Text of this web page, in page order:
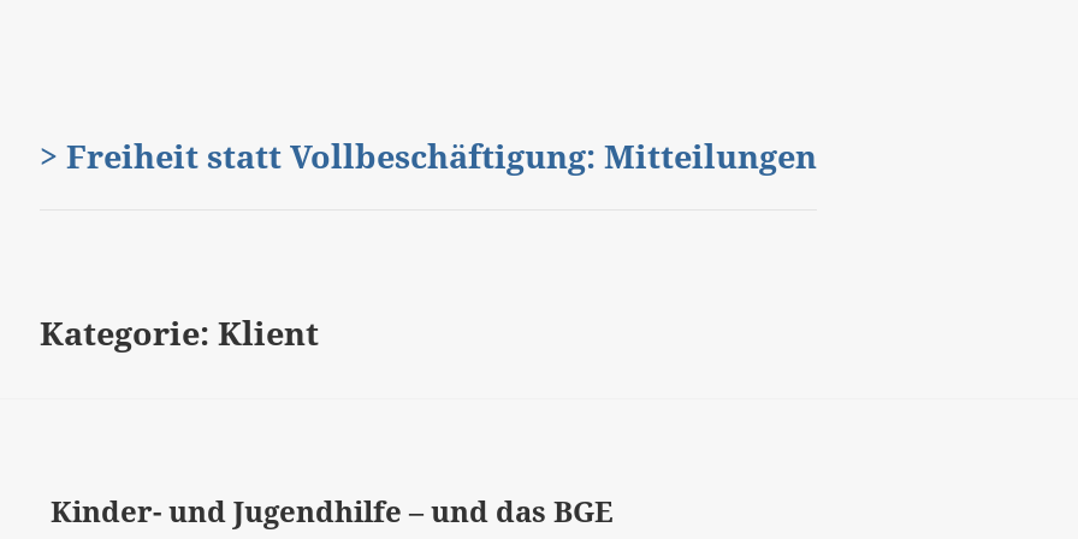
> Freiheit statt Vollbeschäftigung: Mitteilungen
Kategorie:Klient
Kinder- und Jugendhilfe – und das BGE